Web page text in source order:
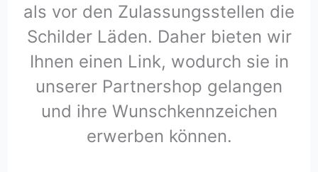
als vor den Zulassungsstellen die
Schilder Läden. Daher bieten wir
Ihnen einen Link, wodurch sie in
unserer Partnershop gelangen
und ihre Wunschkennzeichen
erwerben können.